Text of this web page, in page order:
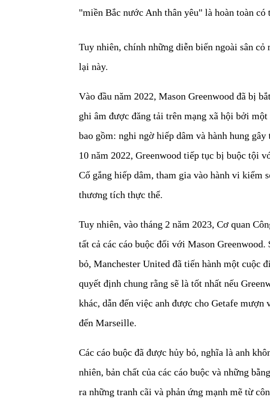
"miền Bắc nước Anh thân yêu" là hoàn toàn có
Tuy nhiên, chính những diễn biến ngoài sân
lại này.
Vào đầu năm 2022, Mason Greenwood đã bị
ghi âm được đăng tải trên mạng xã hội bởi
bao gồm: nghi ngờ hiếp dâm và hành hung
10 năm 2022, Greenwood tiếp tục bị buộc tội
Cố gắng hiếp dâm, tham gia vào hành vi kiểm
thương tích thực thể.
Tuy nhiên, vào tháng 2 năm 2023, Cơ quan
tất cả các cáo buộc đối với Mason
bỏ, Manchester United đã tiến hành một cuộc
quyết định chung rằng sẽ là tốt nhất nếu
khác, dẫn đến việc anh được cho Getafe mượn
đến Marseille.
Các cáo buộc đã được hủy bỏ, nghĩa là anh
nhiên, bản chất của các cáo buộc và những
ra những tranh cãi và phản ứng mạnh mẽ từ